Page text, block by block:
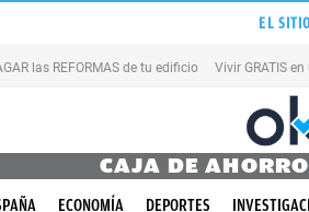
EL
las REFORMAS de tu edificio Vivir GRATIS
CAJA DE
ECONOMÍA DEPORTES